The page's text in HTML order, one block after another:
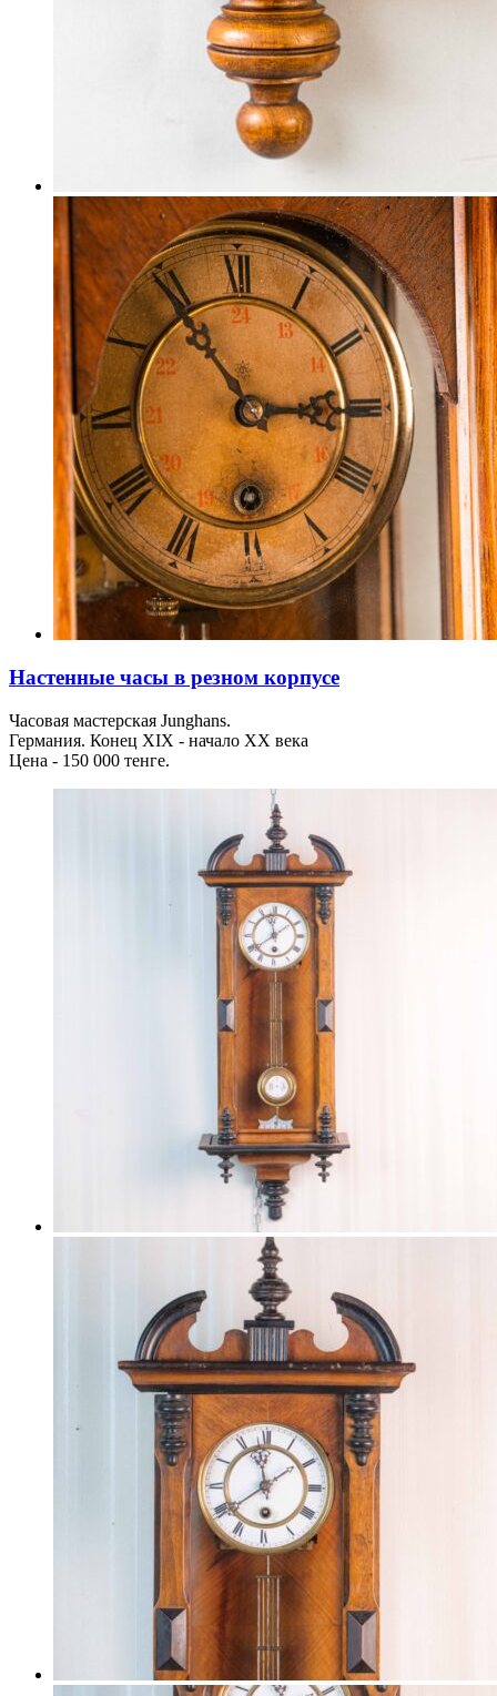
Настенные часы в резном корпусе
Часовая мастерская Junghans.
Германия. Конец XIX - начало ХХ века
Цена - 150 000 тенге.